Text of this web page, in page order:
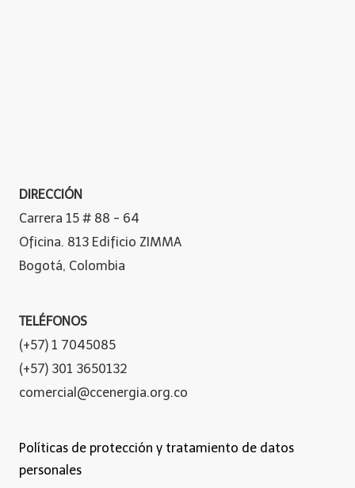
DIRECCIÓN
Carrera 15 # 88 - 64
Oficina. 813 Edificio ZIMMA
Bogotá, Colombia
TELÉFONOS
(+57) 1 7045085
(+57) 301 3650132
comercial@ccenergia.org.co
Políticas de protección y tratamiento de datos
personales